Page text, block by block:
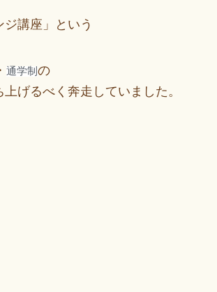
ジ講座」という
通学制 の
げるべく奔走していました。